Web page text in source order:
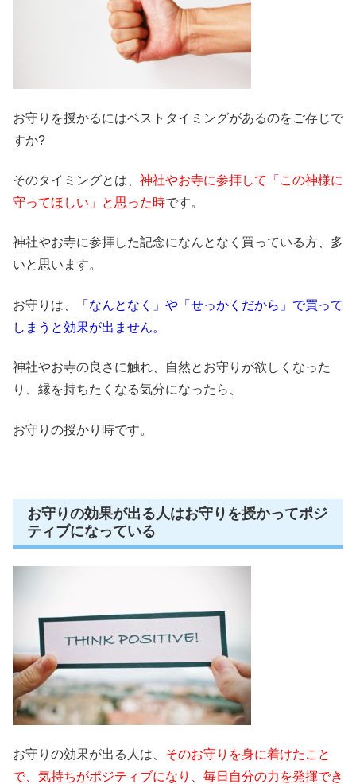
お守りを授かるにはベストタイミングがあるのをご存じで
すか?
そのタイミングとは、 神社やお寺に参拝して「この神様に
守ってほしい」と思った時です。
神社やお寺に参拝した記念になんとなく買っている方、多
いと思います。
お守りは、
「なんとなく」や「せっかくだから」で買って
しまうと効果が出ません。
神社やお寺の良さに触れ、自然とお守りが欲しくなった
り、縁を持ちたくなる気分になったら、
お守りの授かり時です。
お守りの効果が出る人はお守りを授かってポジ
ティブになっている
お守りの効果が出る人は、 そのお守りを身に着けたこと
で、気持ちがポジティブになり、毎日自分の力を発揮でき